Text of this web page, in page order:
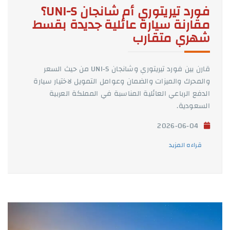
فورد تيريتوري أم شانجان UNI-S؟
مقارنة سيارة عائلية جديدة بقسط
شهري متقارب
قارن بين فورد تيريتوري وشانجان UNI-S من حيث السعر
والمحرك والميزات والضمان وعوامل التمويل لاختيار سيارة
الدفع الرباعي العائلية المناسبة في المملكة العربية
السعودية.
قراءه المزيد